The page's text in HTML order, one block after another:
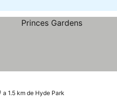
a 1.5 km de Hyde Park